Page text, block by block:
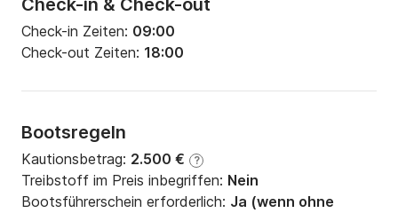
Check-in & Check-out
Check-in Zeiten: 09:00
Check-out Zeiten: 18:00
Bootsregeln
Kautionsbetrag: 2.500 € ?
Treibstoff im Preis inbegriffen: Nein
Bootsführerschein erforderlich: Ja (wenn ohne